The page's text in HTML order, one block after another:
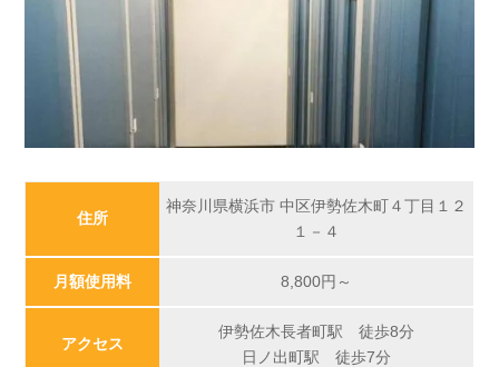
住所
神奈川県横浜市 中区伊勢佐木町４丁目１２
１－４
月額使用料 8,800円～
アクセス
伊勢佐木長者町駅 徒歩8分
日ノ出町駅 徒歩7分